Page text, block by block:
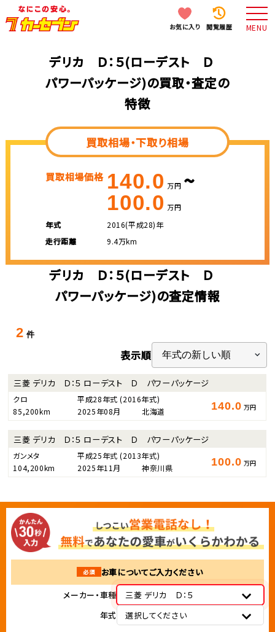
お気に入り 閲覧履歴 MENU
デリカ Ｄ：５(ローデスト Ｄ
パワーパッケージ)の買取・査定の
特徴
買取相場・下取り相場
買取相場価格 140.0 万円 ~
100.0 万円
年式
2016(平成28)年
走行距離
9.4万km
デリカ Ｄ：５(ローデスト Ｄ
パワーパッケージ)の査定情報
2 件
表示順
三菱 デリカ Ｄ：５ ローデスト Ｄ パワーパッケージ
クロ 平成28年式(2016年式)
85,200km
2025年08月 北海道 140.0 万円
三菱 デリカ Ｄ：５ ローデスト Ｄ パワーパッケージ
ガンメタ 平成25年式(2013年式)
104,200km
2025年11月 神奈川県 100.0 万円
必須
お車についてご入力ください
メーカー・車種
三菱 デリカ Ｄ：５
年式
選択してください